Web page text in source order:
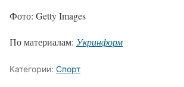
Фото: Getty Images
По материалам: Укринформ
Категории: Спорт